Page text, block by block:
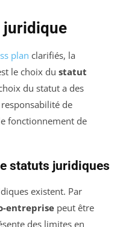
juridique
plan clarifiés, la
le choix du statut
du statut a des
de
fonctionnement de
statuts juridiques
existent. Par
entreprise peut être
des limites en